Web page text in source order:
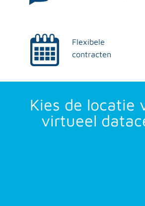
Flexibele
contracten
Kies de locatie
virtueel